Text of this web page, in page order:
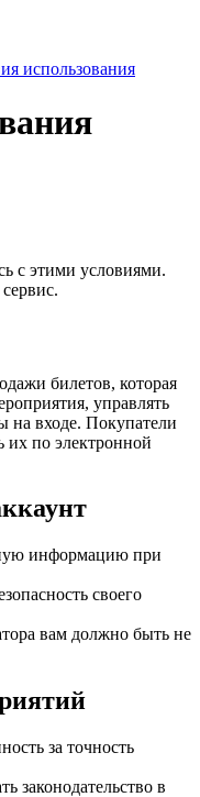
использования
с этими условиями.
билетов, которая
управлять
на входе. Покупатели
их по электронной
информацию при
своего
вам должно быть не
за точность
законодательство в